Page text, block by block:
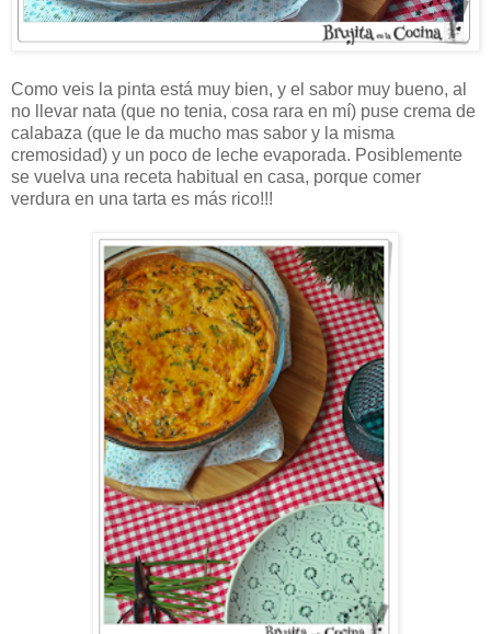
Como veis la pinta está muy bien, y el sabor muy bueno, al
no llevar nata (que no tenia, cosa rara en mí) puse crema de
calabaza (que le da mucho mas sabor y la misma
cremosidad) y un poco de leche evaporada. Posiblemente
se vuelva una receta habitual en casa, porque comer
verdura en una tarta es más rico!!!